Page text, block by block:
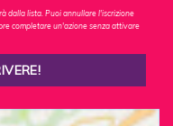
dalla lista. Puoi annullare l'iscrizione
completare un'azione senza attivare